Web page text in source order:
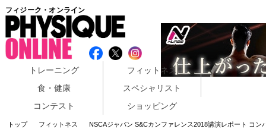
フィジーク・オンライン
トレーニング
フィットネス
食・健康
スペシャリスト
コンテスト
ショッピング
トップ フィットネス
NSCAジャパン S&Cカンファレンス2018講演レポート コ